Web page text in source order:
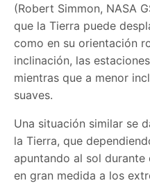
(Robert Simmon, NASA
que la Tierra puede
como en su orientación
inclinación, las
mientras que a menor
suaves.
Una situación similar se
la Tierra, que
apuntando al sol
en gran medida a los